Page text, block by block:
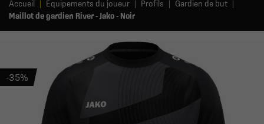
Accueil Équipements du joueur Profils
Gardien de but
Maillot de gardien River - Jako - Noir
-35%